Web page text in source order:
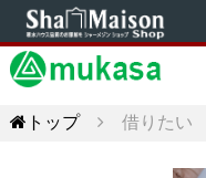
トップ 借りたい